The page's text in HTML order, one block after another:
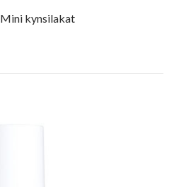
Mini kynsilakat